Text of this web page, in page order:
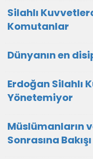
Silahlı
Komutanlar
Dünyanın en
Erdoğan Silahlı
Yönetemiyor
Müslümanların
Sonrasına Bakışı